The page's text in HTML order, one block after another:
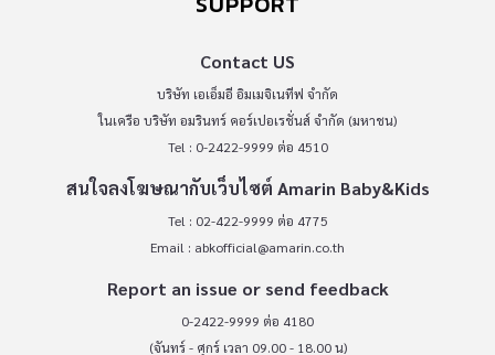
Contact US
บริษัท เอเอ็มอี อิมเมจิเนทีฟ จำกัด
ในเครือ บริษัท อมรินทร์ คอร์เปอเรชั่นส์ จำกัด (มหาชน)
Tel : 0-2422-9999 ต่อ 4510
สนใจลงโฆษณากับเว็บไซต์ Amarin Baby&Kids
Tel : 02-422-9999 ต่อ 4775
Email : abkofficial@amarin.co.th
Report an issue or send feedback
0-2422-9999 ต่อ 4180
(จันทร์ - ศุกร์ เวลา 09.00 - 18.00 น)